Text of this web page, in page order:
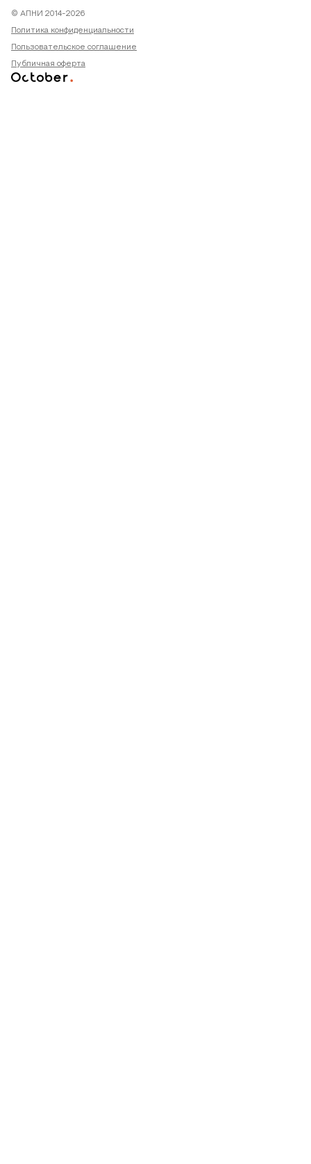
© АПНИ 2014-2026
Политика конфиденциальности
Пользовательское соглашение
Публичная оферта